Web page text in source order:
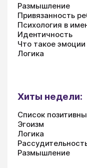
Размышление
Привязанность
Психология в
Идентичность
Что такое
Логика
Хиты недели:
Список
Эгоизм
Логика
Размышление